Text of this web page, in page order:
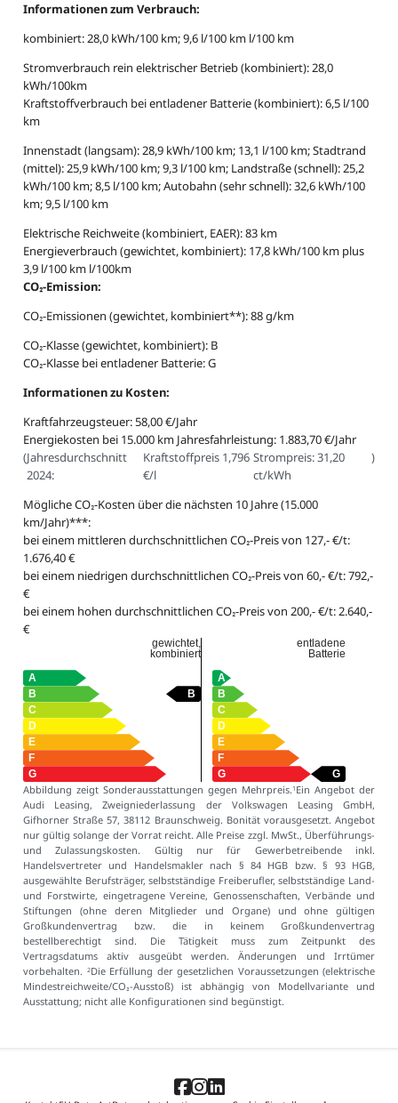
Informationen zum Verbrauch:
kombiniert: 28,0 kWh/100 km; 9,6 l/100 km l/100 km
Stromverbrauch rein elektrischer Betrieb (kombiniert): 28,0
kWh/100km
Kraftstoffverbrauch bei entladener Batterie (kombiniert): 6,5 l/100
km
Innenstadt (langsam): 28,9 kWh/100 km; 13,1 l/100 km; Stadtrand
(mittel): 25,9 kWh/100 km; 9,3 l/100 km; Landstraße (schnell): 25,2
kWh/100 km; 8,5 l/100 km; Autobahn (sehr schnell): 32,6 kWh/100
km; 9,5 l/100 km
Elektrische Reichweite (kombiniert, EAER): 83 km
Energieverbrauch (gewichtet, kombiniert): 17,8 kWh/100 km plus
3,9 l/100 km l/100km
CO₂-Emission:
CO₂-Emissionen (gewichtet, kombiniert**): 88 g/km
CO₂-Klasse (gewichtet, kombiniert): B
CO₂-Klasse bei entladener Batterie: G
Informationen zu Kosten:
Kraftfahrzeugsteuer: 58,00 €/Jahr
Energiekosten bei 15.000 km Jahresfahrleistung: 1.883,70 €/Jahr
(Jahresdurchschnitt
2024:
Kraftstoffpreis 1,796
€/l
Strompreis: 31,20
ct/kWh
)
Mögliche CO₂-Kosten über die nächsten 10 Jahre (15.000
km/Jahr)***:
bei einem mittleren durchschnittlichen CO₂-Preis von 127,- €/t:
1.676,40 €
bei einem niedrigen durchschnittlichen CO₂-Preis von 60,- €/t: 792,-
€
bei einem hohen durchschnittlichen CO₂-Preis von 200,- €/t: 2.640,-
€
gewichtet,
kombiniert
entladene
Batterie
Abbildung zeigt Sonderausstattungen gegen Mehrpreis. 1 Ein Angebot der
Audi Leasing, Zweigniederlassung der Volkswagen Leasing GmbH,
Gifhorner Straße 57, 38112 Braunschweig. Bonität vorausgesetzt. Angebot
nur gültig solange der Vorrat reicht. Alle Preise zzgl. MwSt., Überführungs-
und Zulassungskosten. Gültig nur für Gewerbetreibende inkl.
Handelsvertreter und Handelsmakler nach § 84 HGB bzw. § 93 HGB,
ausgewählte Berufsträger, selbstständige Freiberufler, selbstständige Land-
und Forstwirte, eingetragene Vereine, Genossenschaften, Verbände und
Stiftungen (ohne deren Mitglieder und Organe) und ohne gültigen
Großkundenvertrag bzw. die in keinem Großkundenvertrag
bestellberechtigt sind. Die Tätigkeit muss zum Zeitpunkt des
Vertragsdatums aktiv ausgeübt werden. Änderungen und Irrtümer
vorbehalten.
2Die Erfüllung der gesetzlichen Voraussetzungen (elektrische
Mindestreichweite/CO₂-Ausstoß) ist abhängig von Modellvariante und
Ausstattung; nicht alle Konfigurationen sind begünstigt.